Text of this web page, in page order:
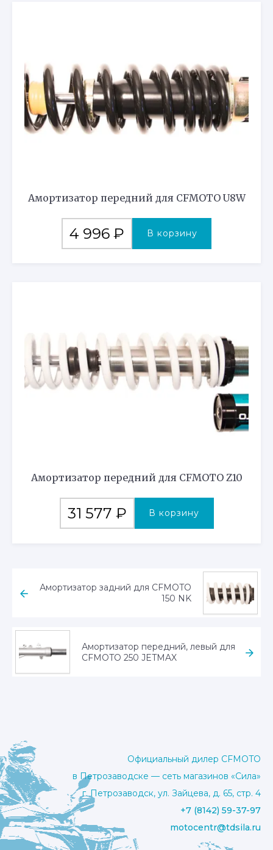
Амортизатор передний для CFMOTO U8W
4 996 ₽ В корзину
Амортизатор передний для CFMOTO Z10
31 577 ₽ В корзину
Амортизатор задний для CFMOTO
150 NK
Амортизатор передний, левый для
CFMOTO 250 JETMAX
Официальный дилер CFMOTO
в Петрозаводске — сеть магазинов «Сила»
г. Петрозаводск, ул. Зайцева, д. 65, стр. 4
+7 (8142) 59-37-97
motocentr@tdsila.ru